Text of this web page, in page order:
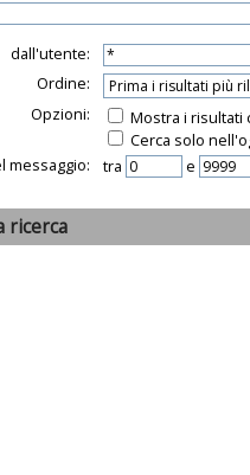
dall'utente:
Ordine:
Opzioni:
Mostra i risultati
Cerca solo
messaggio:
tra e
ricerca